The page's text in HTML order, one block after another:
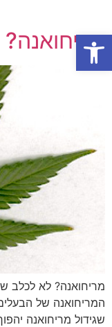
פתח סרגל
מריחואנה? לא לכלב
המריחואנה של
שגידול מריחואנה